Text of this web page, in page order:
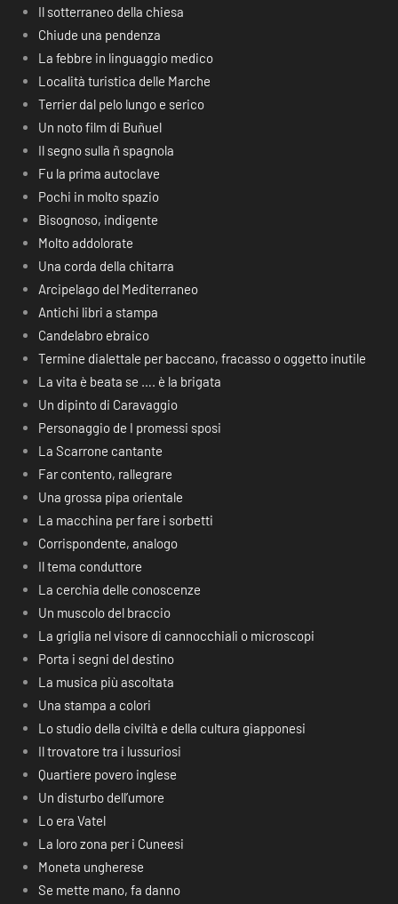
Il sotterraneo della chiesa
Chiude una pendenza
La febbre in linguaggio medico
Località turistica delle Marche
Terrier dal pelo lungo e serico
Un noto film di Buñuel
Il segno sulla ñ spagnola
Fu la prima autoclave
Pochi in molto spazio
Bisognoso, indigente
Molto addolorate
Una corda della chitarra
Arcipelago del Mediterraneo
Antichi libri a stampa
Candelabro ebraico
Termine dialettale per baccano, fracasso o oggetto inutile
La vita è beata se …. è la brigata
Un dipinto di Caravaggio
Personaggio de I promessi sposi
La Scarrone cantante
Far contento, rallegrare
Una grossa pipa orientale
La macchina per fare i sorbetti
Corrispondente, analogo
Il tema conduttore
La cerchia delle conoscenze
Un muscolo del braccio
La griglia nel visore di cannocchiali o microscopi
Porta i segni del destino
La musica più ascoltata
Una stampa a colori
Lo studio della civiltà e della cultura giapponesi
Il trovatore tra i lussuriosi
Quartiere povero inglese
Un disturbo dell’umore
Lo era Vatel
La loro zona per i Cuneesi
Moneta ungherese
Se mette mano, fa danno